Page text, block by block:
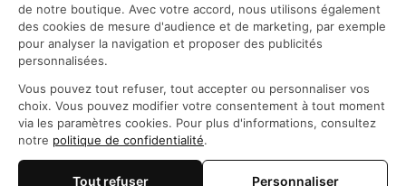
Politique de retour et remboursement
Coordonnées
Questions fréquemment posées
de notre boutique. Avec votre accord, nous utilisons également
des cookies de mesure d'audience et de marketing, par exemple
pour analyser la navigation et proposer des publicités
personnalisées.
Vous pouvez tout refuser, tout accepter ou personnaliser vos
choix. Vous pouvez modifier votre consentement à tout moment
via les paramètres cookies. Pour plus d'informations, consultez
notre politique de confidentialité.
Tout refuser Personnaliser